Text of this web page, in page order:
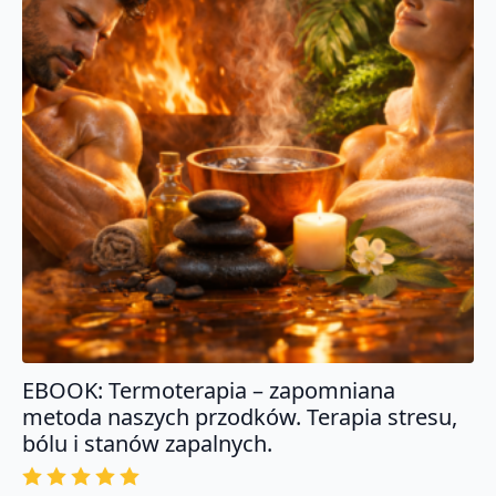
EBOOK: Termoterapia – zapomniana
metoda naszych przodków. Terapia stresu,
bólu i stanów zapalnych.